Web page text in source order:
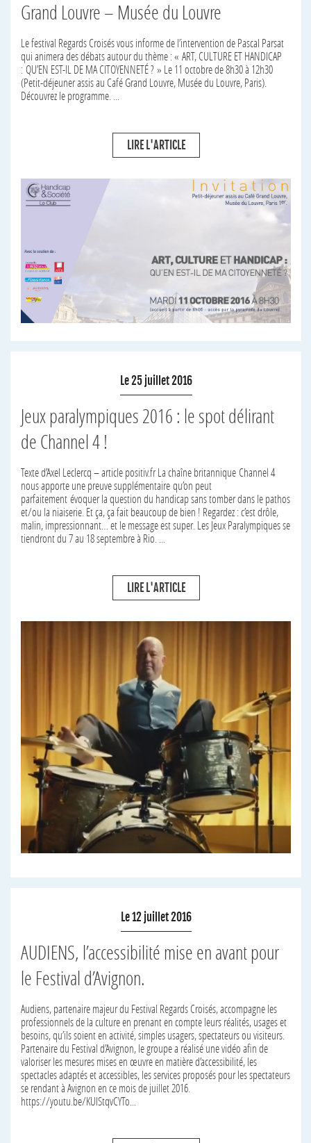
Grand Louvre – Musée du Louvre
Le festival Regards Croisés vous informe de l’intervention de Pascal Parsat
qui animera des débats autour du thème : « ART, CULTURE ET HANDICAP
: QU’EN EST-IL DE MA CITOYENNETÉ ? » Le 11 octobre de 8h30 à 12h30
(Petit-déjeuner assis au Café Grand Louvre, Musée du Louvre, Paris).
Découvrez le programme. ...
LIRE L'ARTICLE
Le 25 juillet 2016
Jeux paralympiques 2016 : le spot délirant
de Channel 4 !
Texte d’Axel Leclercq – article positiv.fr La chaîne britannique Channel 4
nous apporte une preuve supplémentaire qu’on peut
parfaitement évoquer la question du handicap sans tomber dans le pathos
et/ou la niaiserie. Et ça, ça fait beaucoup de bien ! Regardez : c’est drôle,
malin, impressionnant… et le message est super. Les Jeux Paralympiques se
tiendront du 7 au 18 septembre à Rio. ...
LIRE L'ARTICLE
Le 12 juillet 2016
AUDIENS, l’accessibilité mise en avant pour
le Festival d’Avignon.
Audiens, partenaire majeur du Festival Regards Croisés, accompagne les
professionnels de la culture en prenant en compte leurs réalités, usages et
besoins, qu’ils soient en activité, simples usagers, spectateurs ou visiteurs.
Partenaire du Festival d’Avignon, le groupe a réalisé une vidéo afin de
valoriser les mesures mises en œuvre en matière d’accessibilité, les
spectacles adaptés et accessibles, les services proposés pour les spectateurs
se rendant à Avignon en ce mois de juillet 2016.
https://youtu.be/KUlStqvCYTo...